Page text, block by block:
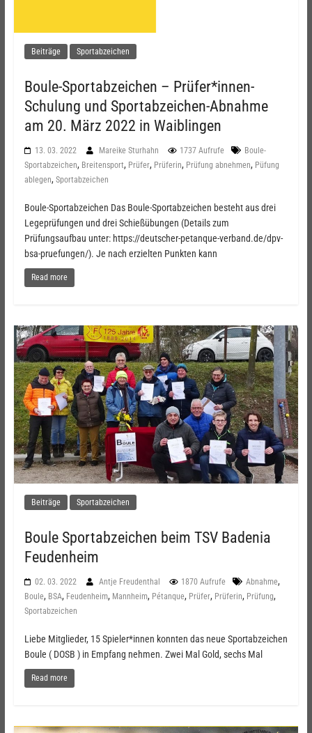
Beiträge Sportabzeichen
Boule-Sportabzeichen – Prüfer*innen-
Schulung und Sportabzeichen-Abnahme
am 20. März 2022 in Waiblingen
13. 03. 2022 Mareike Sturhahn 1737 Aufrufe
Boule-
Sportabzeichen, Breitensport, Prüfer, Prüferin, Prüfung abnehmen, Püfung
ablegen, Sportabzeichen
Boule-Sportabzeichen Das Boule-Sportabzeichen besteht aus drei
Legeprüfungen und drei Schießübungen (Details zum
Prüfungsaufbau unter: https://deutscher-petanque-verband.de/dpv-
bsa-pruefungen/). Je nach erzielten Punkten kann
Read more
Beiträge Sportabzeichen
Boule Sportabzeichen beim TSV Badenia
Feudenheim
02. 03. 2022 Antje Freudenthal 1870 Aufrufe Abnahme,
Boule, BSA, Feudenheim, Mannheim, Pétanque, Prüfer, Prüferin, Prüfung,
Sportabzeichen
Liebe Mitglieder, 15 Spieler*innen konnten das neue Sportabzeichen
Boule ( DOSB ) in Empfang nehmen. Zwei Mal Gold, sechs Mal
Read more